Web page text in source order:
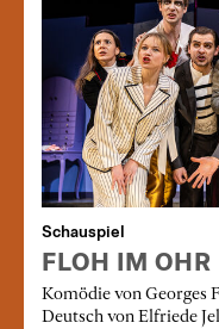
Schauspiel
FLOH IM OHR
Komödie von Georges
Deutsch von Elfriede